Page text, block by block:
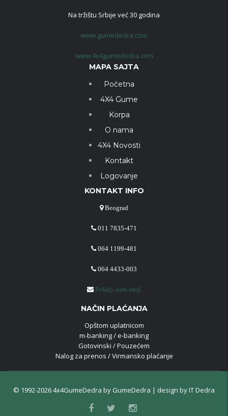
Na tržištu Srbije već 30 godina
www.gumededra.com
www.4x4gumededra.com
MAPA SAJTA
Početna
4X4 Gume
Korpa
O nama
4X4 Novosti
Kontakt
Logovanje
KONTAKT INFO
Beograd
011 7835-471
064 1199-481
064 4433-003
Pošalji nam mejl
NAČIN PLAĆANJA
Opštom uplatnicom
m-banking / e-banking
Gotovinski / Pouzećem
Nalog za prenos / Virmansko plaćanje
© 1992-2026 4x4GumeDedra by GumeDedra | design byIT Dedra